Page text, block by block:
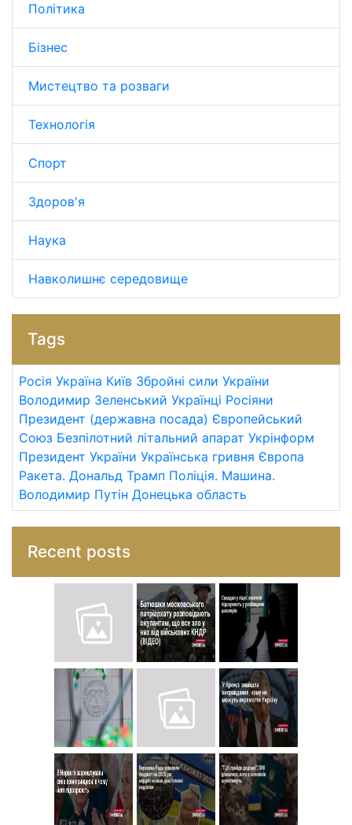
Політика
Бізнес
Мистецтво та розваги
Технологія
Спорт
Здоров'я
Наука
Навколишнє середовище
Tags
Росія Україна Київ Збройні сили України
Володимир Зеленський Українці Росіяни
Президент (державна посада) Європейський
Союз Безпілотний літальний апарат Укрінформ
Президент України Українська гривня Європа
Ракета. Дональд Трамп Поліція. Машина.
Володимир Путін Донецька область
Recent posts